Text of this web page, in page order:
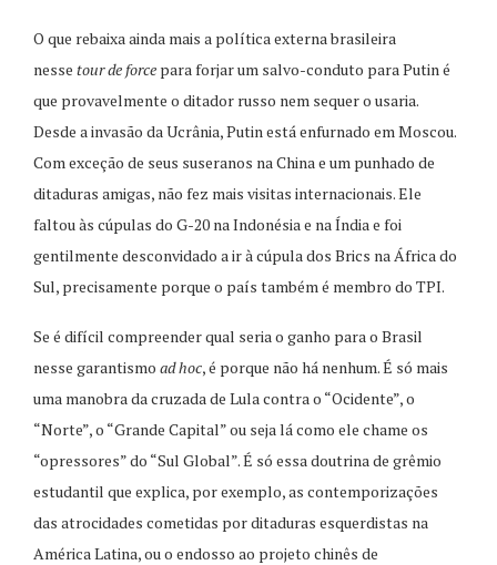
O que rebaixa ainda mais a política externa brasileira
nesse tour de force para forjar um salvo-conduto para Putin é
que provavelmente o ditador russo nem sequer o usaria.
Desde a invasão da Ucrânia, Putin está enfurnado em Moscou.
Com exceção de seus suseranos na China e um punhado de
ditaduras amigas, não fez mais visitas internacionais. Ele
faltou às cúpulas do G-20 na Indonésia e na Índia e foi
gentilmente desconvidado a ir à cúpula dos Brics na África do
Sul, precisamente porque o país também é membro do TPI.
Se é difícil compreender qual seria o ganho para o Brasil
nesse garantismo ad hoc, é porque não há nenhum. É só mais
uma manobra da cruzada de Lula contra o “Ocidente”, o
“Norte”, o “Grande Capital” ou seja lá como ele chame os
“opressores” do “Sul Global”. É só essa doutrina de grêmio
estudantil que explica, por exemplo, as contemporizações
das atrocidades cometidas por ditaduras esquerdistas na
América Latina, ou o endosso ao projeto chinês de